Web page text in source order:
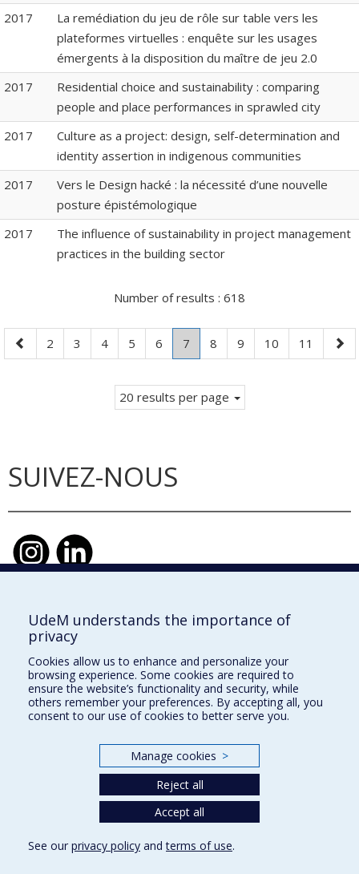
2017
La remédiation du jeu de rôle sur table vers les
plateformes virtuelles : enquête sur les usages
émergents à la disposition du maître de jeu 2.0
2017
Residential choice and sustainability : comparing
people and place performances in sprawled city
2017
Culture as a project: design, self-determination and
identity assertion in indigenous communities
2017
Vers le Design hacké : la nécessité d’une nouvelle
posture épistémologique
2017
The influence of sustainability in project management
practices in the building sector
Number of results : 618
Previous
page
Page
2 Page
3 Page
4 Page
5 Page
6 Page
7.
Current
page.
Page
8 Page
9 Page
10 Page
11
Next
20 results per page
SUIVEZ-NOUS
École d'urbanisme et d'architecture de
paysage
École d'architecture
École de design
UdeM understands the importance of
privacy
Cookies allow us to enhance and personalize your
browsing experience. Some cookies are required to
ensure the website’s functionality and security, while
others remember your preferences. By accepting all, you
consent to our use of cookies to better serve you.
Manage cookies >
Reject all
Accept all
See our privacy policy andterms of use.